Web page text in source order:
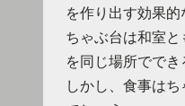
を作り出す効果的
ちゃぶ台は和室
を同じ場所でで
しかし、食事は